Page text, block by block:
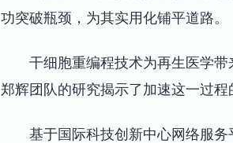
功突破瓶颈，为其实用化铺平道路。
干细胞重编程技术为再生医学
郑辉团队的研究揭示了加速这一过程
基于国际科技创新中心网络服